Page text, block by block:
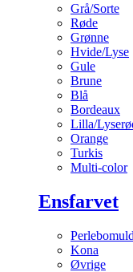
Grå/Sorte
Røde
Grønne
Hvide/Lyse
Gule
Brune
Blå
Bordeaux
Lilla/
Orange
Turkis
Multi-color
Ensfarvet
Perlebomuld
Kona
Øvrige